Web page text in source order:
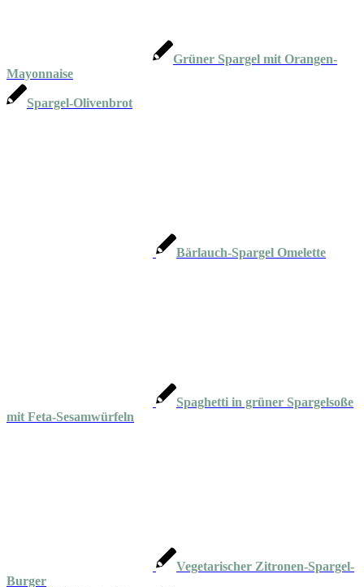
Grüner Spargel mit Orangen-
Mayonnaise
Spargel-Olivenbrot
Bärlauch-Spargel Omelette
Spaghetti in grüner Spargelsoße
mit Feta-Sesamwürfeln
Vegetarischer Zitronen-Spargel-
Burger